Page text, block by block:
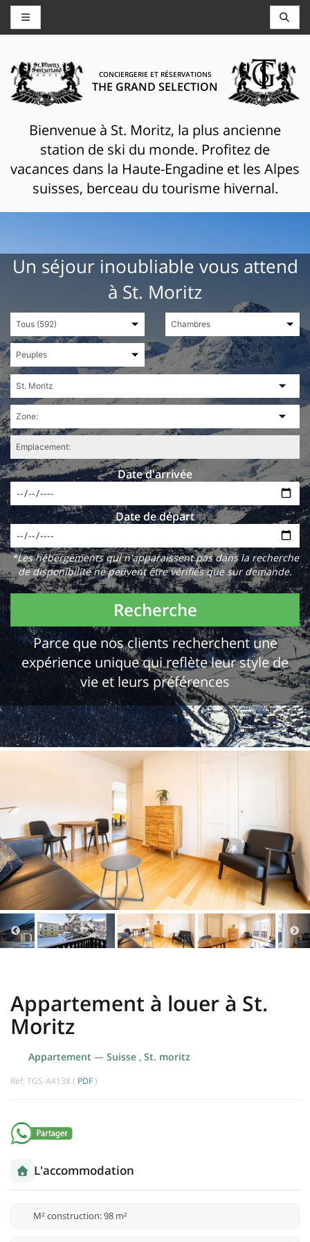
CONCIERGERIE ET RÉSERVATIONS
THE GRAND SELECTION
Bienvenue à St. Moritz, la plus ancienne
station de ski du monde. Profitez de
vacances dans la Haute-Engadine et les Alpes
suisses, berceau du tourisme hivernal.
Un séjour inoubliable vous attend
à St. Moritz
Date d'arrivée
Date de départ
*Les hébergements qui n'apparaissent pas dans la recherche
de disponibilité ne peuvent être vérifiés que sur demande.
Recherche
Parce que nos clients recherchent une
expérience unique qui reflète leur style de
vie et leurs préférences
Appartement à louer à St.
Moritz
Appartement — Suisse , St. moritz
Ref: TGS-A4138 ( PDF )
L'accommodation
M² construction: 98 m²